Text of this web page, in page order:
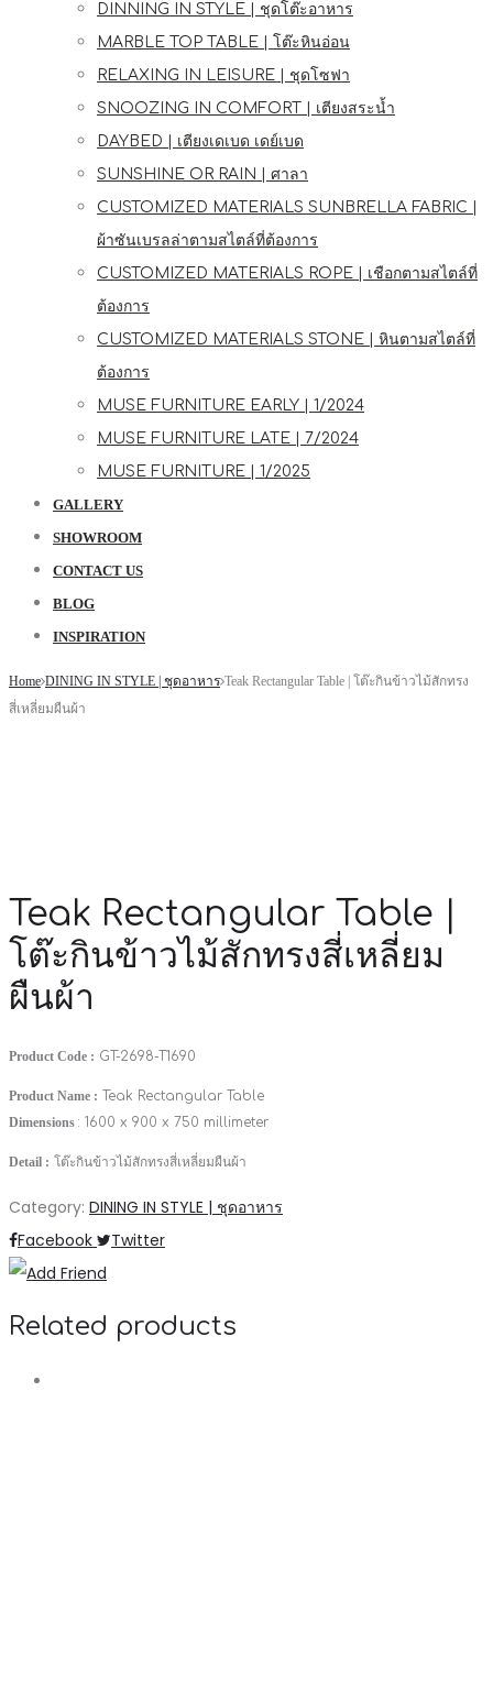
DINNING IN STYLE | ชุดโต๊ะอาหาร
MARBLE TOP TABLE | โต๊ะหินอ่อน
RELAXING IN LEISURE | ชุดโซฟา
SNOOZING IN COMFORT | เตียงสระน้ำ
DAYBED | เตียงเดเบด เดย์เบด
SUNSHINE OR RAIN | ศาลา
CUSTOMIZED MATERIALS SUNBRELLA FABRIC |
ผ้าซันเบรลล่าตามสไตล์ที่ต้องการ
CUSTOMIZED MATERIALS ROPE | เชือกตามสไตล์ที่
ต้องการ
CUSTOMIZED MATERIALS STONE | หินตามสไตล์ที่
ต้องการ
MUSE FURNITURE EARLY | 1/2024
MUSE FURNITURE LATE | 7/2024
MUSE FURNITURE | 1/2025
GALLERY
SHOWROOM
CONTACT US
BLOG
INSPIRATION
Home DINING IN STYLE | ชุดอาหาร Teak Rectangular Table | โต๊ะกินข้าวไม้สักทรง
สี่เหลี่ยมผืนผ้า
Teak Rectangular Table |
โต๊ะกินข้าวไม้สักทรงสี่เหลี่ยม
ผืนผ้า
Product Code : GT-2698-T1690
Product Name : Teak Rectangular Table
Dimensions : 1600 x 900 x 750 millimeter
Detail : โต๊ะกินข้าวไม้สักทรงสี่เหลี่ยมผืนผ้า
Category: DINING IN STYLE | ชุดอาหาร
Share
Facebook Twitter
Related products